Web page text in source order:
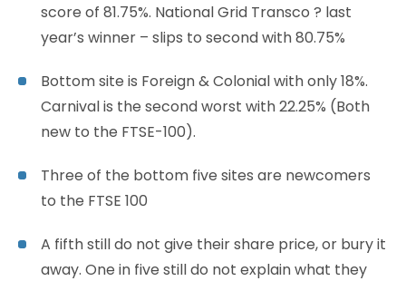
score of 81.75%. National Grid Transco ? last
year’s winner – slips to second with 80.75%
Bottom site is Foreign & Colonial with only 18%.
Carnival is the second worst with 22.25% (Both
new to the FTSE-100).
Three of the bottom five sites are newcomers
to the FTSE 100
A fifth still do not give their share price, or bury it
away. One in five still do not explain what they